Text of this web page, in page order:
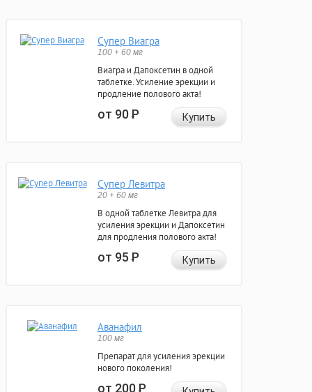
Супер Виагра
100 + 60 мг
Виагра и Дапоксетин в одной
таблетке. Усиление эрекции и
продление полового акта!
от 90Р Купить
Супер Левитра
20 + 60 мг
В одной таблетке Левитра для
усиления эрекции и Дапоксетин
для продления полового акта!
от 95Р Купить
Аванафил
100 мг
Препарат для усиления эрекции
нового поколения!
от 200Р